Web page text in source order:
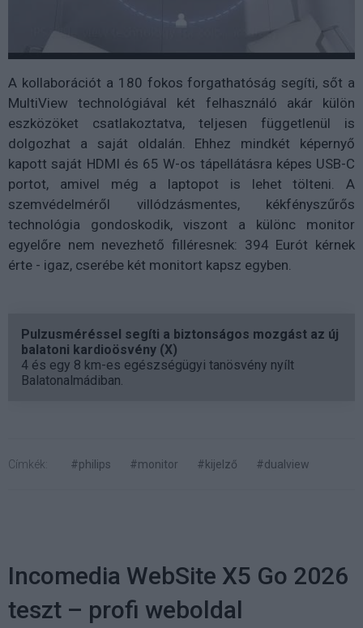
A kollaborációt a 180 fokos forgathatóság segíti, sőt a
MultiView technológiával két felhasználó akár külön
eszközöket csatlakoztatva, teljesen függetlenül is
dolgozhat a saját oldalán. Ehhez mindkét képernyő
kapott saját HDMI és 65 W-os tápellátásra képes USB-C
portot, amivel még a laptopot is lehet tölteni. A
szemvédelméről villódzásmentes, kékfényszűrős
technológia gondoskodik, viszont a különc monitor
egyelőre nem nevezhető filléresnek: 394 Eurót kérnek
érte - igaz, cserébe két monitort kapsz egyben.
Pulzusméréssel segíti a biztonságos mozgást az új
balatoni kardioösvény (X)
4 és egy 8 km-es egészségügyi tanösvény nyílt
Balatonalmádiban.
Címkék: #philips #monitor #kijelző #dualview
Incomedia WebSite X5 Go 2026
teszt – profi weboldal